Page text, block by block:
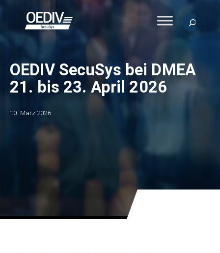
springen
Suchen
OEDIV SecuSys bei DMEA
21. bis 23. April 2026
10. März 2026